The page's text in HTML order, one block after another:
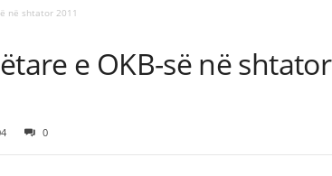
në shtator 2011
e OKB-së në shtator
0